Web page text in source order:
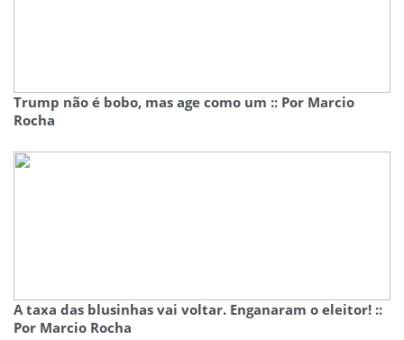
Trump não é bobo, mas age como um :: Por Marcio
Rocha
A taxa das blusinhas vai voltar. Enganaram o eleitor! ::
Por Marcio Rocha